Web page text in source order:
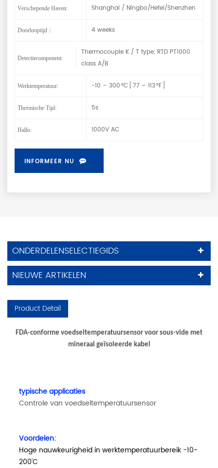
Verschepende Haven: Shanghai / Ningbo/Hefei/Shenzhen
Doorlooptijd： 4 weeks
Detectiecomponent:
Thermocouple K / T type; RTD PT1000
class A/B
Werktemperatuur: -10 – 300 °C [ 77 – 113 °F ]
Thermische Tijd: 5s
Hallo: 1000V AC
INFORMEER NU
ONDERDELENSELECTIEGIDS
NIEUWE ARTIKELEN
Product Detail
FDA-conforme voedseltemperatuursensor voor sous-vide met
mineraal geïsoleerde kabel
typische applicaties
Controle van voedseltemperatuursensor
Voordelen:
Hoge nauwkeurigheid in werktemperatuurbereik -10-
200'C